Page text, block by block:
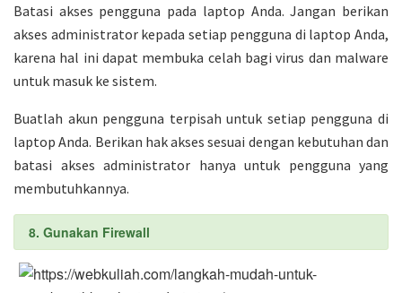
Batasi akses pengguna pada laptop Anda. Jangan berikan
akses administrator kepada setiap pengguna di laptop Anda,
karena hal ini dapat membuka celah bagi virus dan malware
untuk masuk ke sistem.
Buatlah akun pengguna terpisah untuk setiap pengguna di
laptop Anda. Berikan hak akses sesuai dengan kebutuhan dan
batasi akses administrator hanya untuk pengguna yang
membutuhkannya.
8. Gunakan Firewall